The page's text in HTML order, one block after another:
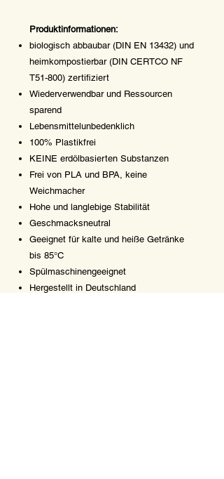
Produktinformationen:
biologisch abbaubar (DIN EN 13432) und
heimkompostierbar (DIN CERTCO NF
T51-800) zertifiziert
Wiederverwendbar und Ressourcen
sparend
Lebensmittelunbedenklich
100% Plastikfrei
KEINE erdölbasierten Substanzen
Frei von PLA und BPA, keine
Weichmacher
Hohe und langlebige Stabilität
Geschmacksneutral
Geeignet für kalte und heiße Getränke
bis 85°C
Spülmaschinengeeignet
Hergestellt in Deutschland